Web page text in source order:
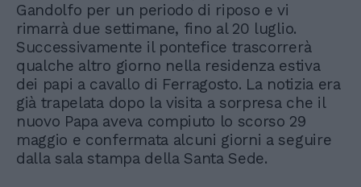
Gandolfo per un periodo di riposo e vi
rimarrà due settimane, fino al 20 luglio.
Successivamente il pontefice trascorrerà
qualche altro giorno nella residenza estiva
dei papi a cavallo di Ferragosto. La notizia era
già trapelata dopo la visita a sorpresa che il
nuovo Papa aveva compiuto lo scorso 29
maggio e confermata alcuni giorni a seguire
dalla sala stampa della Santa Sede.